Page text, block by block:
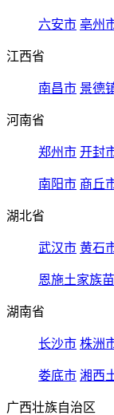
六安市 亳州
江西省
南昌市 景德
河南省
郑州市 开封
南阳市 商丘
湖北省
武汉市 黄石
恩施土家族
湖南省
长沙市 株洲
娄底市 湘西
广西壮族自治区